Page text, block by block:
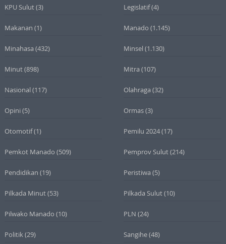
KPU Sulut(3) Legislatif(4)
Makanan (1) Manado (1.145)
Minahasa (432) Minsel (1.130)
Minut(898) Mitra (107)
Nasional (117) Olahraga (32)
Opini (5) Ormas(3)
Otomotif(1) Pemilu 2024(17)
Pemkot Manado (509) Pemprov Sulut(214)
Pendidikan (19) Peristiwa (5)
Pilkada Minut(53) Pilkada Sulut(10)
Pilwako Manado (10) PLN (24)
Politik (29) Sangihe(48)